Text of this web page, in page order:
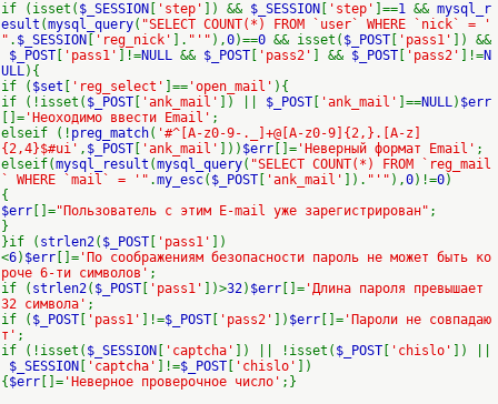
if (isset( $_SESSION 'step' ]) && $_SESSION 'step' ]==1 && mysql_r
esult (mysql_query( "SELECT COUNT(*) FROM `user` WHERE `nick` = '
" . $_SESSION 'reg_nick' ]. "'" ),0)==0 && isset( $_POST 'pass1'
]) &&
$_POST
'pass1' ]!=NULL && $_POST 'pass2' ] && $_POST 'pass2' ]!=N
ULL){
if ( $set 'reg_select' ]== 'open_mail' ){
if (!isset( $_POST 'ank_mail' ]) || $_POST 'ank_mail' ]==NULL) $err
[]= 'Неоходимо ввести Email' ;
elseif (! preg_match( '#^[A-z0-9-._]+@[A-z0-9]{2,}.[A-z]
{2,4}$#ui' , $_POST 'ank_mail' ])) $err []= 'Неверный формат Email' ;
elseif(mysql_result (mysql_query( "SELECT COUNT(*) FROM `reg_mail
` WHERE `mail` = '" .my_esc( $_POST 'ank_mail' ]). "'" ),0)!=0)
{
$err []="Пользователь с этим E-mail уже зарегистрирован" ;
}
}if ( strlen2( $_POST 'pass1'
])
<6) $err []= 'По соображениям безопасности пароль не может быть ко
роче 6-ти символов' ;
if ( strlen2( $_POST 'pass1' ])>32) $err []= 'Длина пароля превышает
32 символа' ;
if ( $_POST 'pass1' ]!=$_POST 'pass2' ]) $err []= 'Пароли не совпадаю
т' ;
if (!isset( $_SESSION 'captcha' ]) || !isset( $_POST 'chislo'
]) ||
$_SESSION
'captcha' ]!=$_POST 'chislo'
])
{ $err []= 'Неверное проверочное число' ;}